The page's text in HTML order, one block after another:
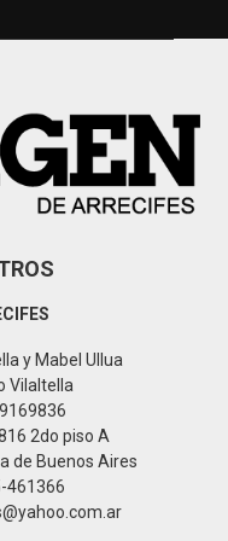
y Mabel Ullua
Vilaltella
2do piso A
de Buenos Aires
461366